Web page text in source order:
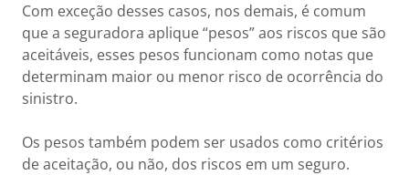
Com exceção desses casos, nos demais, é comum
que a seguradora aplique “pesos” aos riscos que são
aceitáveis, esses pesos funcionam como notas que
determinam maior ou menor risco de ocorrência do
sinistro.
Os pesos também podem ser usados como critérios
de aceitação, ou não, dos riscos em um seguro.